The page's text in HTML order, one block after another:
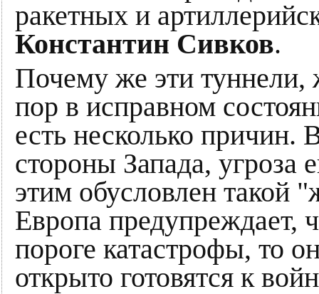
ракетных и
Константин Сивков.
Почему же эти туннели,
пор в исправном
есть несколько причин.
стороны Запада, угроза
этим обусловлен такой
Европа предупреждает,
пороге катастрофы, то
открыто готовятся к